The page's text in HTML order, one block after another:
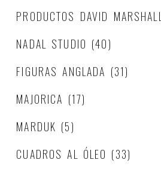
PRODUCTOS DAVID MARSHALL
NADAL STUDIO (40)
FIGURAS ANGLADA (31)
MAJORICA (17)
MARDUK (5)
CUADROS AL ÓLEO (33)